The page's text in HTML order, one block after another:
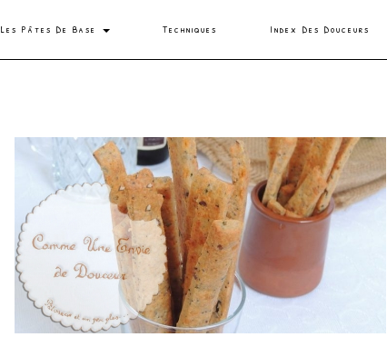
Les Pâtes De Base Techniques Index Des Douceurs